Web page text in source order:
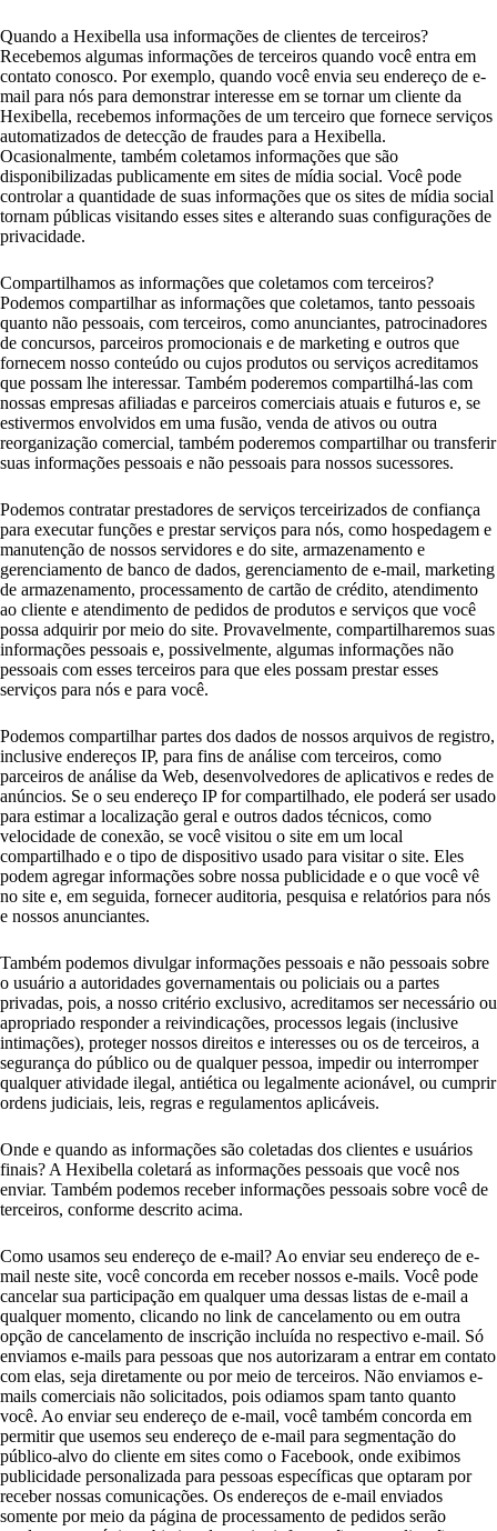
Quando a Hexibella usa informações de clientes de terceiros?
Recebemos algumas informações de terceiros quando você entra em
contato conosco. Por exemplo, quando você envia seu endereço de e-
mail para nós para demonstrar interesse em se tornar um cliente da
Hexibella, recebemos informações de um terceiro que fornece serviços
automatizados de detecção de fraudes para a Hexibella.
Ocasionalmente, também coletamos informações que são
disponibilizadas publicamente em sites de mídia social. Você pode
controlar a quantidade de suas informações que os sites de mídia social
tornam públicas visitando esses sites e alterando suas configurações de
privacidade.
Compartilhamos as informações que coletamos com terceiros?
Podemos compartilhar as informações que coletamos, tanto pessoais
quanto não pessoais, com terceiros, como anunciantes, patrocinadores
de concursos, parceiros promocionais e de marketing e outros que
fornecem nosso conteúdo ou cujos produtos ou serviços acreditamos
que possam lhe interessar. Também poderemos compartilhá-las com
nossas empresas afiliadas e parceiros comerciais atuais e futuros e, se
estivermos envolvidos em uma fusão, venda de ativos ou outra
reorganização comercial, também poderemos compartilhar ou transferir
suas informações pessoais e não pessoais para nossos sucessores.
Podemos contratar prestadores de serviços terceirizados de confiança
para executar funções e prestar serviços para nós, como hospedagem e
manutenção de nossos servidores e do site, armazenamento e
gerenciamento de banco de dados, gerenciamento de e-mail, marketing
de armazenamento, processamento de cartão de crédito, atendimento
ao cliente e atendimento de pedidos de produtos e serviços que você
possa adquirir por meio do site. Provavelmente, compartilharemos suas
informações pessoais e, possivelmente, algumas informações não
pessoais com esses terceiros para que eles possam prestar esses
serviços para nós e para você.
Podemos compartilhar partes dos dados de nossos arquivos de registro,
inclusive endereços IP, para fins de análise com terceiros, como
parceiros de análise da Web, desenvolvedores de aplicativos e redes de
anúncios. Se o seu endereço IP for compartilhado, ele poderá ser usado
para estimar a localização geral e outros dados técnicos, como
velocidade de conexão, se você visitou o site em um local
compartilhado e o tipo de dispositivo usado para visitar o site. Eles
podem agregar informações sobre nossa publicidade e o que você vê
no site e, em seguida, fornecer auditoria, pesquisa e relatórios para nós
e nossos anunciantes.
Também podemos divulgar informações pessoais e não pessoais sobre
o usuário a autoridades governamentais ou policiais ou a partes
privadas, pois, a nosso critério exclusivo, acreditamos ser necessário ou
apropriado responder a reivindicações, processos legais (inclusive
intimações), proteger nossos direitos e interesses ou os de terceiros, a
segurança do público ou de qualquer pessoa, impedir ou interromper
qualquer atividade ilegal, antiética ou legalmente acionável, ou cumprir
ordens judiciais, leis, regras e regulamentos aplicáveis.
Onde e quando as informações são coletadas dos clientes e usuários
finais? A Hexibella coletará as informações pessoais que você nos
enviar. Também podemos receber informações pessoais sobre você de
terceiros, conforme descrito acima.
Como usamos seu endereço de e-mail? Ao enviar seu endereço de e-
mail neste site, você concorda em receber nossos e-mails. Você pode
cancelar sua participação em qualquer uma dessas listas de e-mail a
qualquer momento, clicando no link de cancelamento ou em outra
opção de cancelamento de inscrição incluída no respectivo e-mail. Só
enviamos e-mails para pessoas que nos autorizaram a entrar em contato
com elas, seja diretamente ou por meio de terceiros. Não enviamos e-
mails comerciais não solicitados, pois odiamos spam tanto quanto
você. Ao enviar seu endereço de e-mail, você também concorda em
permitir que usemos seu endereço de e-mail para segmentação do
público-alvo do cliente em sites como o Facebook, onde exibimos
publicidade personalizada para pessoas específicas que optaram por
receber nossas comunicações. Os endereços de e-mail enviados
somente por meio da página de processamento de pedidos serão